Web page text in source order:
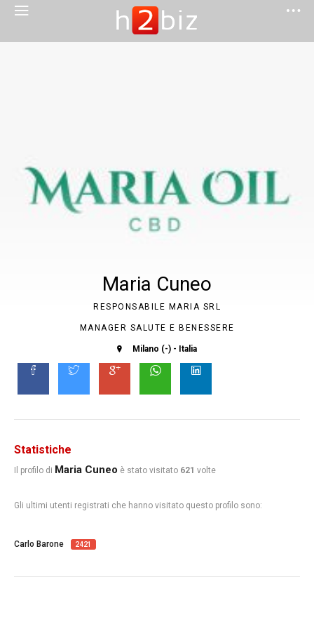
Maria Cuneo
RESPONSABILE MARIA SRL
MANAGER SALUTE E BENESSERE
Milano (-) - Italia
Statistiche
Il profilo di Maria Cuneo è stato visitato 621 volte
Gli ultimi utenti registrati che hanno visitato questo profilo sono:
Carlo Barone 2421